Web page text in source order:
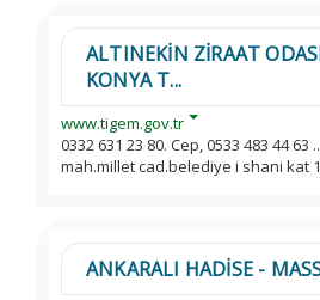
ALTINEKİN ZİRAAT
KONYA T...
www.tigem.gov.tr
0332 631 23 80. Cep, 0533 483 44 63
mah.millet cad.belediye i shani kat
ANKARALI HADİSE -